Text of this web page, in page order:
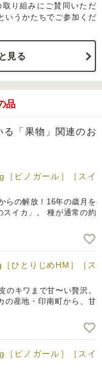
り組みにご賛同いただ
いうかたちでご参加くだ
見る
品
る「果物」関連のお
ピノガール］［スイ
の解放！16年の歳月を
スイカ」。 種が通常の約
ひとりじめHM］［ス
キワまで甘〜い贅沢。
の産地・印南町から、甘
ピノガール］［スイ